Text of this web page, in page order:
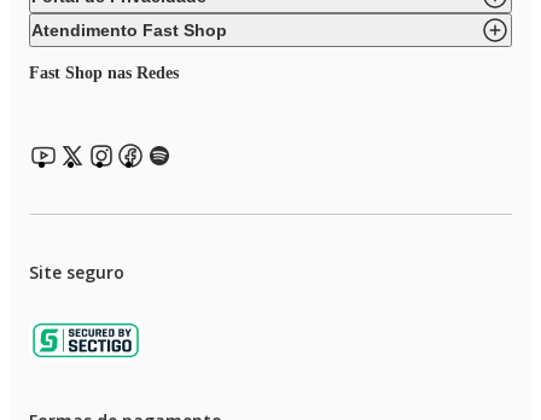
Atendimento Fast Shop
Fast Shop nas Redes
Site seguro